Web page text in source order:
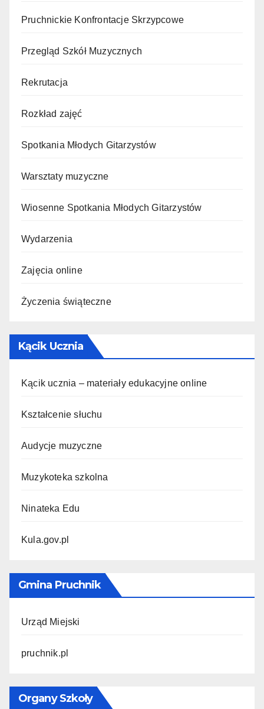
Pruchnickie Konfrontacje Skrzypcowe
Przegląd Szkół Muzycznych
Rekrutacja
Rozkład zajęć
Spotkania Młodych Gitarzystów
Warsztaty muzyczne
Wiosenne Spotkania Młodych Gitarzystów
Wydarzenia
Zajęcia online
Życzenia świąteczne
Kącik Ucznia
Kącik ucznia – materiały edukacyjne online
Kształcenie słuchu
Audycje muzyczne
Muzykoteka szkolna
Ninateka Edu
Kula.gov.pl
Gmina Pruchnik
Urząd Miejski
pruchnik.pl
Organy Szkoły